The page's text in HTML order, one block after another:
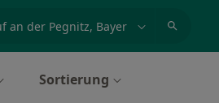
Sortierung